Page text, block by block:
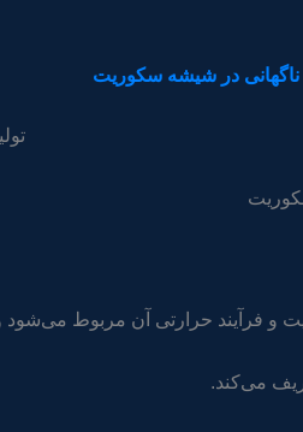
در شیشه سکوریت
می‌کند.